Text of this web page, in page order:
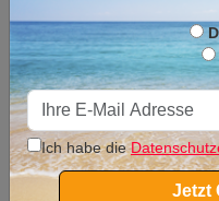
Ich habe die
Jetzt
Frankreich
Alpe d'Huez
Grand Massif
La Rosière
Les Arcs Panorama